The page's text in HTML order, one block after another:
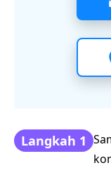
Langkah 1